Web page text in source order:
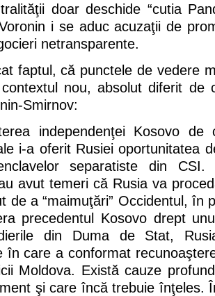
doar deschide “cutia
i se aduc acuzaţii de
netransparente.
faptul, că punctele de vedere
nou, absolut diferit
Smirnov:
independenţei Kosovo de
i-a oferit Rusiei oportunitatea
separatiste din CSI.
avut temeri că Rusia va
de a “maimuţări” Occidentul, în
precedentul Kosovo drept
din Duma de Stat,
în care a conformat
Moldova. Există cauze
şi care încă trebuie înţeles.